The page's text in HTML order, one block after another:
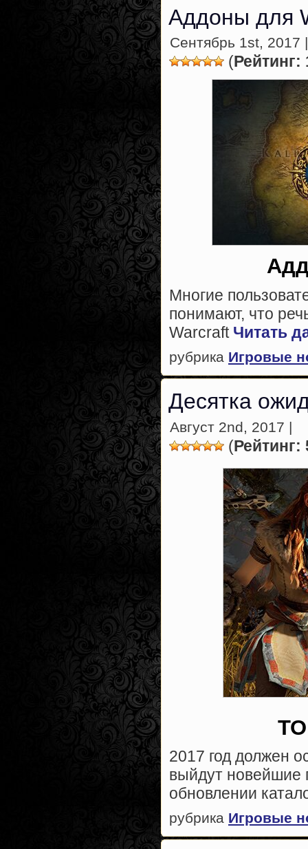
Аддоны для
Сентябрь 1st, 2017 |
(Рейтинг:
Многие
понимают, что
Warcraft Читать
рубрика Игровые
Десятка
Август 2nd, 2017 |
(Рейтинг:
2017 год должен
выйдут новейшие
обновлении
рубрика Игровые